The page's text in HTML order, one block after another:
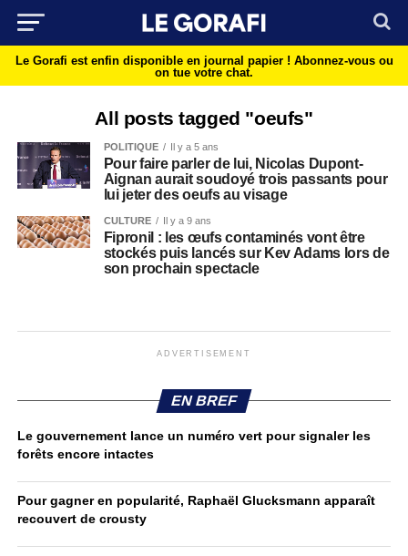
Le Gorafi est enfin disponible en journal papier ! Abonnez-vous ou
on tue votre chat.
All posts tagged "oeufs"
POLITIQUE Il y a 5 ans
Pour faire parler de lui, Nicolas Dupont-
Aignan aurait soudoyé trois passants pour
lui jeter des oeufs au visage
CULTURE Il y a 9 ans
Fipronil : les œufs contaminés vont être
stockés puis lancés sur Kev Adams lors de
son prochain spectacle
ADVERTISEMENT
EN BREF
Le gouvernement lance un numéro vert pour signaler les
forêts encore intactes
Pour gagner en popularité, Raphaël Glucksmann apparaît
recouvert de crousty